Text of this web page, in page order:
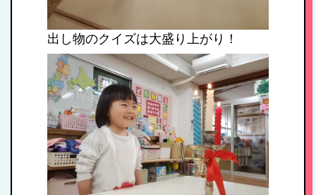
出し物のクイズは大盛り上がり！